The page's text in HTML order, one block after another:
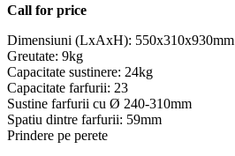
Call for price
Dimensiuni (LxAxH): 550x310x930mm
Greutate: 9kg
Capacitate sustinere: 24kg
Capacitate farfurii: 23
Sustine farfurii cu Ø 240-310mm
Spatiu dintre farfurii: 59mm
Prindere pe perete